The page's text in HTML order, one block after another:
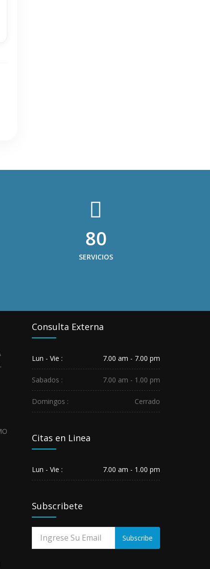
80
SERVICIOS
REGIONAL
SERVIDORES...
REGIONAL
GUILLERMO
VEGA
Consulta Externa
Lun - Vie : 7.00 am - 7.00 pm
Sabados : 7.00 am - 1.00 pm
Domingos : Cerrado
Citas en Linea
Lun - Vie : 7.00 am - 1.00 pm
Subscribete
Subscribe